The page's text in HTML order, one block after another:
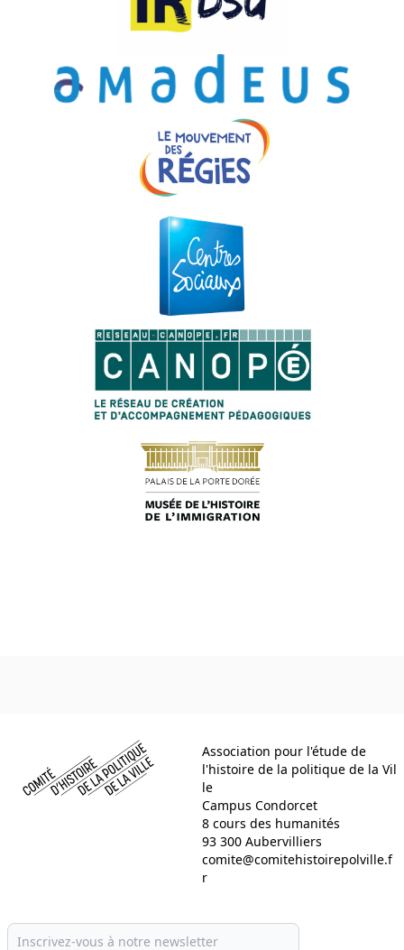
Association pour l'étude de
l'histoire de la politique de la Vil
le
Campus Condorcet
8 cours des humanités
93 300 Aubervilliers
comite@comitehistoirepolville.f
r